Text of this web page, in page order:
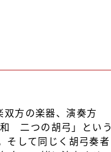
方の楽器、演奏方
二つの胡弓」という
そして同じく胡弓奏者